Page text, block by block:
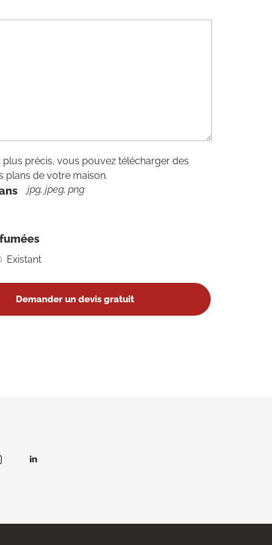
plus précis, vous pouvez télécharger des
plans de votre maison.
jpg, jpeg, png
Existant